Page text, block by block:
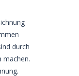
durch
machen.